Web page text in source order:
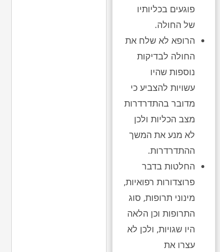
פוגעים בכליותיו
של החולה.
הרופא לא שלח את
החולה לבדיקות
נוספות שהיו
עשויות להצביע כי
מדובר בהתדרדרות
מצב הכליות ולכן
לא מנע את המשך
ההתדרדרות.
החלטות בדבר
פרוצדורות רפואיות,
מינוני תרופות, סוג
התרופות וכן הלאה
היו שגויות, ולכן לא
עצרו את